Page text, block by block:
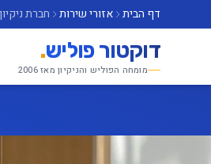
דף הבית אזורי שירות חברת
דוקטור פוליש.
מומחה הפוליש והניקיון מאז 2006